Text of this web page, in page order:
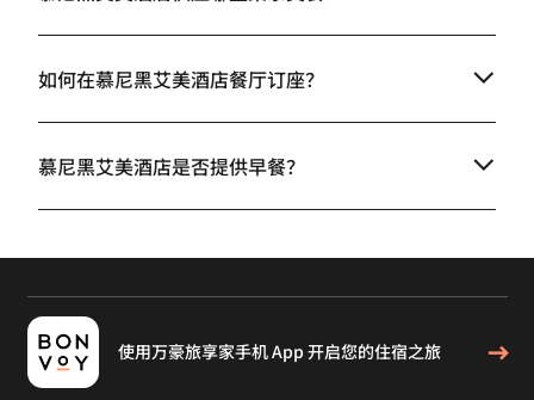
如何在慕尼黑艾美酒店餐厅订座？
慕尼黑艾美酒店是否提供早餐？
使用万豪旅享家手机 App 开启您的住宿之旅